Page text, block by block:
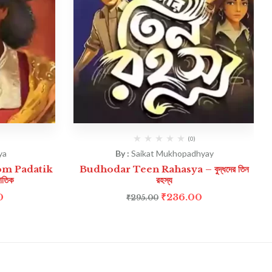
Padatik
(0)
By : Saikat Mukhopadhyay
Budhodar Teen Rahasya – বুদ্ধদের তিন
রহস্য
₹295.00 ₹236.00